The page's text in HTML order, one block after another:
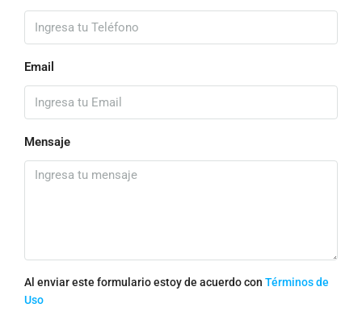
Email
Mensaje
Al enviar este formulario estoy de acuerdo con Términos de
Uso